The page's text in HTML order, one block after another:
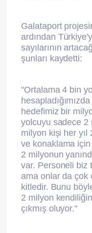
Galataport
ardından
sayılarının
şunları kaydetti:
"Ortalama 4 bin
hedefimiz bir
yolcuyu sadece 2
milyon kişi her
ve konaklama
2 milyonun
var. Personeli biz
ama onlar da çok
kitledir. Bunu
2 milyon
çıkmış oluyor."